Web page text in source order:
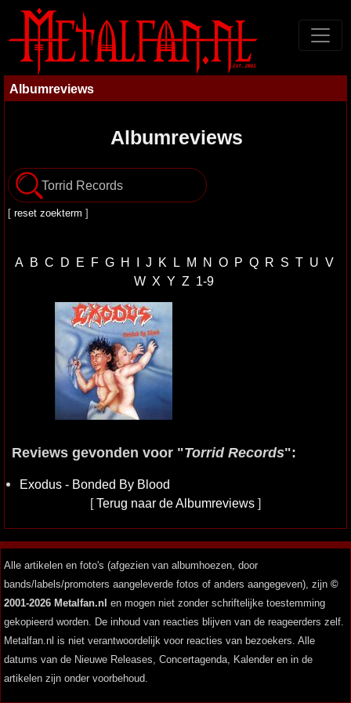
Albumreviews
Albumreviews
[ reset zoekterm ]
A B C D E F G H I J K L M N O P Q R S T U V
W X Y Z 1-9
Reviews gevonden voor "Torrid Records":
Exodus - Bonded By Blood
[Terug naar de Albumreviews ]
Alle artikelen en foto's (afgezien van albumhoezen, door
bands/labels/promoters aangeleverde fotos of anders aangegeven), zijn ©
2001-2026 Metalfan.nl en mogen niet zonder schriftelijke toestemming
gekopieerd worden. De inhoud van reacties blijven van de reageerders zelf.
Metalfan.nl is niet verantwoordelijk voor reacties van bezoekers. Alle
datums van de Nieuwe Releases, Concertagenda, Kalender en in de
artikelen zijn onder voorbehoud.